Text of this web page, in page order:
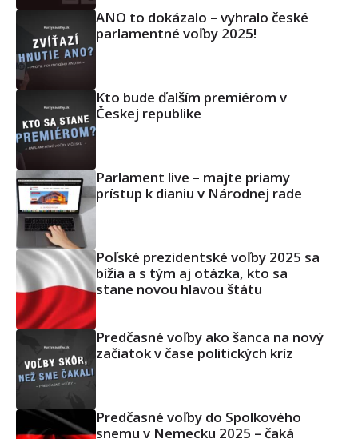
ANO to dokázalo – vyhralo české
parlamentné voľby 2025!
Kto bude ďalším premiérom v
Českej republike
Parlament live – majte priamy
prístup k dianiu v Národnej rade
Poľské prezidentské voľby 2025 sa
bížia a s tým aj otázka, kto sa
stane novou hlavou štátu
Predčasné voľby ako šanca na nový
začiatok v čase politických kríz
Predčasné voľby do Spolkového
snemu v Nemecku 2025 – čaká